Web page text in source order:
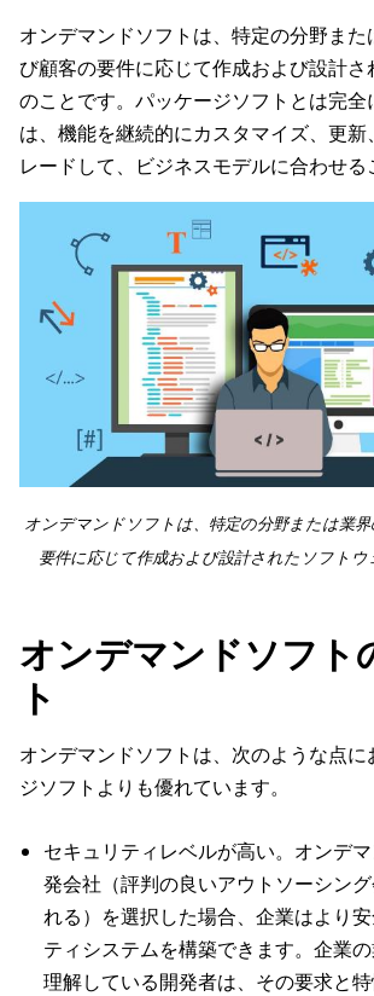
オンデマンドソフトは、特定の分野また
び顧客の要件に応じて作成および設計
のことです。パッケージソフトとは完全
は、機能を継続的にカスタマイズ、更
レードして、ビジネスモデルに合わせる
オンデマンドソフトは、特定の分野または業
要件に応じて作成および設計されたソフトウ
オンデマンドソフト
ト
オンデマンドソフトは、次のような点
ジソフトよりも優れています。
セキュリティレベルが高い。オンデ
発会社（評判の良いアウトソーシン
れる）を選択した場合、企業はより
ティシステムを構築できます。企業
理解している開発者は、その要求と